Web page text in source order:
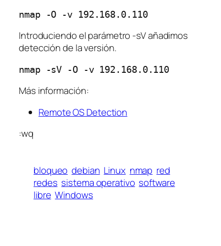
nmap -O -v 192.168.0.110
Introduciendo el parámetro -sV añadimos
detección de la versión.
nmap -sV -O -v 192.168.0.110
Más información:
Remote OS Detection
:wq
bloqueo debian Linux nmap red
redes sistema operativo software
libre Windows